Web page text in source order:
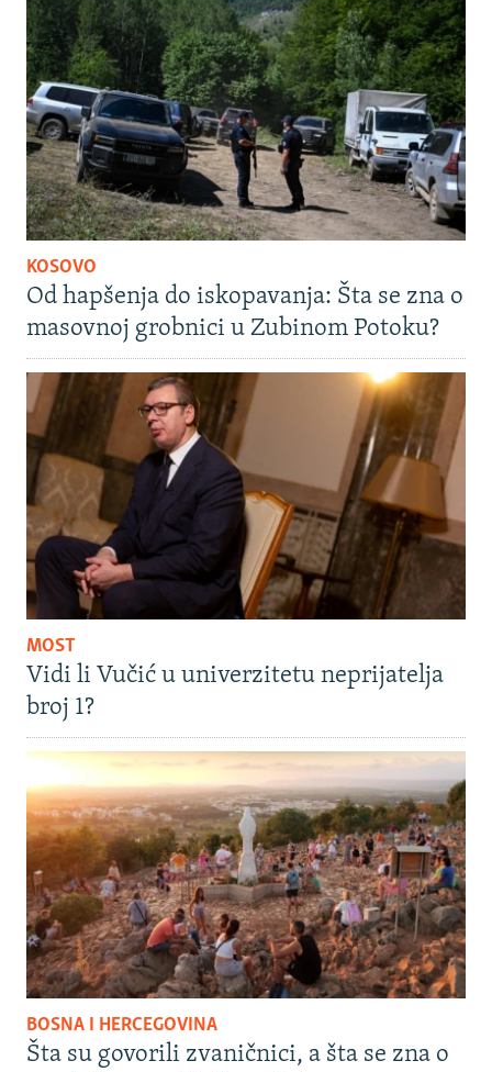
KOSOVO
Od hapšenja do iskopavanja: Šta se zna o
masovnoj grobnici u Zubinom Potoku?
MOST
Vidi li Vučić u univerzitetu neprijatelja
broj 1?
BOSNA I HERCEGOVINA
Šta su govorili zvaničnici, a šta se zna o